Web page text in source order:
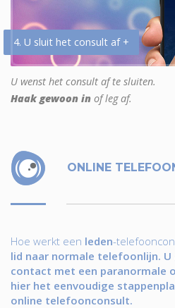
4. U sluit het consult af +
U wenst het consult af te sluiten.
Haak gewoon in of leg af.
ONLINE
Hoe werkt een leden-
lid naar normale telefoonlijn.
contact met een paranormale
hier het eenvoudige
online telefoonconsult.